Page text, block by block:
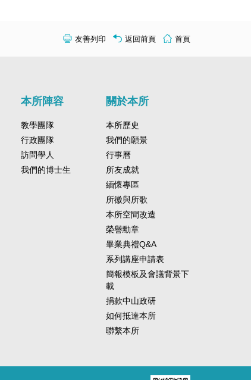
友善列印 返回前頁 首頁
本所陣容
教學團隊
行政團隊
訪問學人
我們的博士生
關於本所
本所歷史
我們的願景
行事曆
所友成就
緬懷專區
所徽與所歌
本所空間改造
榮譽勳章
畢業典禮Q&A
系列講座申請表
簡報模板及會議背景下
載
捐款中山政研
如何抵達本所
聯繫本所